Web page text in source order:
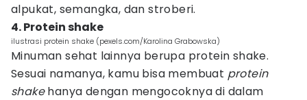
alpukat, semangka, dan stroberi.
4. Protein shake
ilustrasi protein shake (pexels.com/Karolina Grabowska)
Minuman sehat lainnya berupa protein shake.
Sesuai namanya, kamu bisa membuat protein
shakehanya dengan mengocoknya di dalam